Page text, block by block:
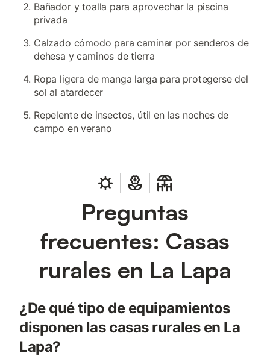
Bañador y toalla para aprovechar la piscina
privada
Calzado cómodo para caminar por senderos de
dehesa y caminos de tierra
Ropa ligera de manga larga para protegerse del
sol al atardecer
Repelente de insectos, útil en las noches de
campo en verano
Preguntas
frecuentes: Casas
rurales en La Lapa
¿De qué tipo de equipamientos
disponen las casas rurales en La
Lapa?